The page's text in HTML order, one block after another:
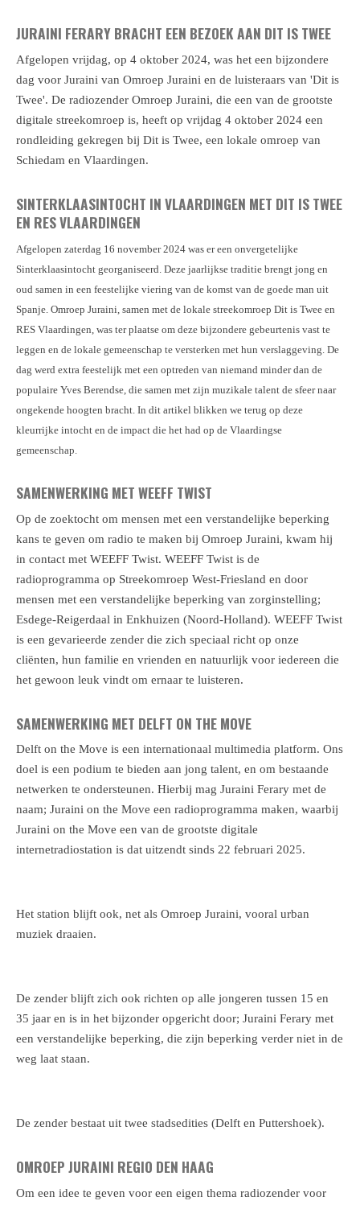
JURAINI FERARY BRACHT EEN BEZOEK AAN DIT IS TWEE
Afgelopen vrijdag, op 4 oktober 2024, was het een bijzondere
dag voor Juraini van Omroep Juraini en de luisteraars van 'Dit is
Twee'. De radiozender Omroep Juraini, die een van de grootste
digitale streekomroep is, heeft op vrijdag 4 oktober 2024 een
rondleiding gekregen bij Dit is Twee, een lokale omroep van
Schiedam en Vlaardingen.
SINTERKLAASINTOCHT IN VLAARDINGEN MET DIT IS TWEE
EN RES VLAARDINGEN
Afgelopen zaterdag 16 november 2024 was er een onvergetelijke
Sinterklaasintocht georganiseerd. Deze jaarlijkse traditie brengt jong en
oud samen in een feestelijke viering van de komst van de goede man uit
Spanje. Omroep Juraini, samen met de lokale streekomroep Dit is Twee en
RES Vlaardingen, was ter plaatse om deze bijzondere gebeurtenis vast te
leggen en de lokale gemeenschap te versterken met hun verslaggeving. De
dag werd extra feestelijk met een optreden van niemand minder dan de
populaire Yves Berendse, die samen met zijn muzikale talent de sfeer naar
ongekende hoogten bracht. In dit artikel blikken we terug op deze
kleurrijke intocht en de impact die het had op de Vlaardingse
gemeenschap.
SAMENWERKING MET WEEFF TWIST
Op de zoektocht om mensen met een verstandelijke beperking
kans te geven om radio te maken bij Omroep Juraini, kwam hij
in contact met WEEFF Twist. WEEFF Twist is de
radioprogramma op Streekomroep West-Friesland en door
mensen met een verstandelijke beperking van zorginstelling;
Esdege-Reigerdaal in Enkhuizen (Noord-Holland). WEEFF Twist
is een gevarieerde zender die zich speciaal richt op onze
cliënten, hun familie en vrienden en natuurlijk voor iedereen die
het gewoon leuk vindt om ernaar te luisteren.
SAMENWERKING MET DELFT ON THE MOVE
Delft on the Move is een internationaal multimedia platform. Ons
doel is een podium te bieden aan jong talent, en om bestaande
netwerken te ondersteunen. Hierbij mag Juraini Ferary met de
naam; Juraini on the Move een radioprogramma maken, waarbij
Juraini on the Move een van de grootste digitale
internetradiostation is dat uitzendt sinds 22 februari 2025.
Het station blijft ook, net als Omroep Juraini, vooral urban
muziek draaien.
De zender blijft zich ook richten op alle jongeren tussen 15 en
35 jaar en is in het bijzonder opgericht door; Juraini Ferary met
een verstandelijke beperking, die zijn beperking verder niet in de
weg laat staan.
De zender bestaat uit twee stadsedities (Delft en Puttershoek).
OMROEP JURAINI REGIO DEN HAAG
Om een idee te geven voor een eigen thema radiozender voor